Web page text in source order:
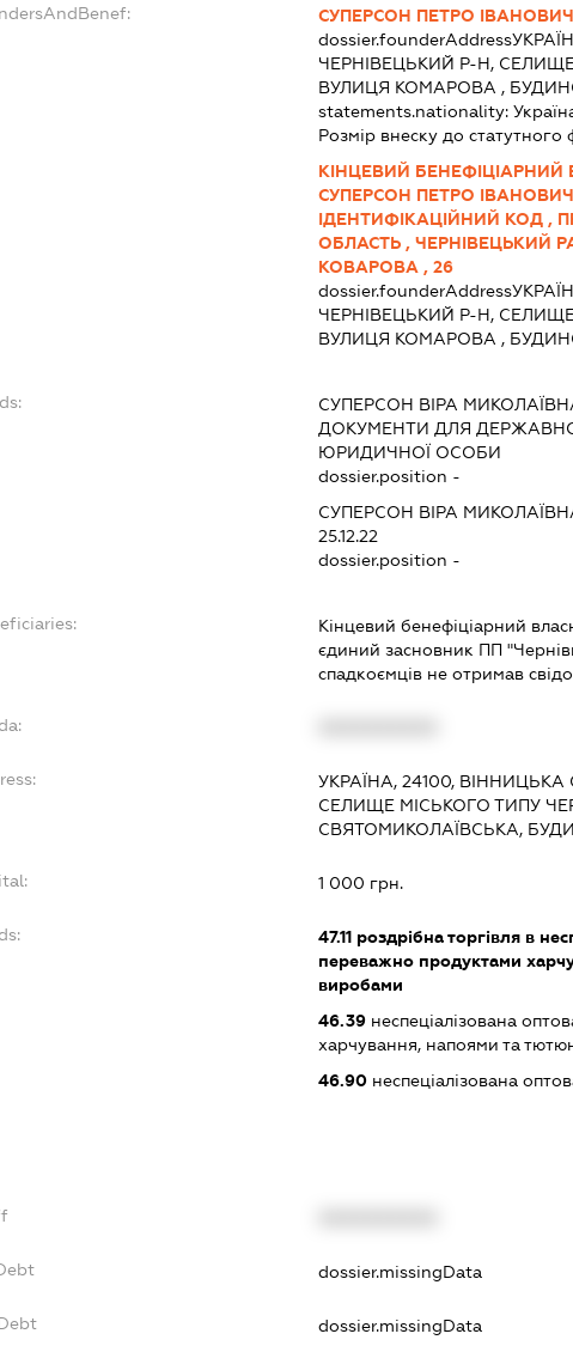
СУПЕРСОН ПЕТРО ІВАНОВИЧ
dossier.founderAddress
ЧЕРНІВЕЦЬКИЙ Р-Н,
ВУЛИЦЯ КОМАРОВА ,
statements.nationality:
Розмір внеску до
КІНЦЕВИЙ
СУПЕРСОН ПЕТРО ІВАНОВИЧ
ІДЕНТИФІКАЦІЙНИЙ КОД ,
ОБЛАСТЬ , ЧЕРНІВЕЦЬКИЙ
КОВАРОВА , 26
dossier.founderAddress
ЧЕРНІВЕЦЬКИЙ Р-Н,
ВУЛИЦЯ КОМАРОВА ,
СУПЕРСОН ВІРА
ДОКУМЕНТИ ДЛЯ ДЕРЖАВНОЇ
ЮРИДИЧНОЇ ОСОБИ
dossier.position -
СУПЕРСОН ВІРА
25.12.22
dossier.position -
Кінцевий бенефіціарний
єдиний засновник ПП
спадкоємців не отримав
УКРАЇНА, 24100,
СЕЛИЩЕ МІСЬКОГО ТИПУ
СВЯТОМИКОЛАЇВСЬКА,
1 000 грн.
47.11 роздрібна торгівля в
переважно продуктами
виробами
46.39 неспеціалізована
харчування, напоями та
46.90 неспеціалізована
dossier.missingData
dossier.missingData